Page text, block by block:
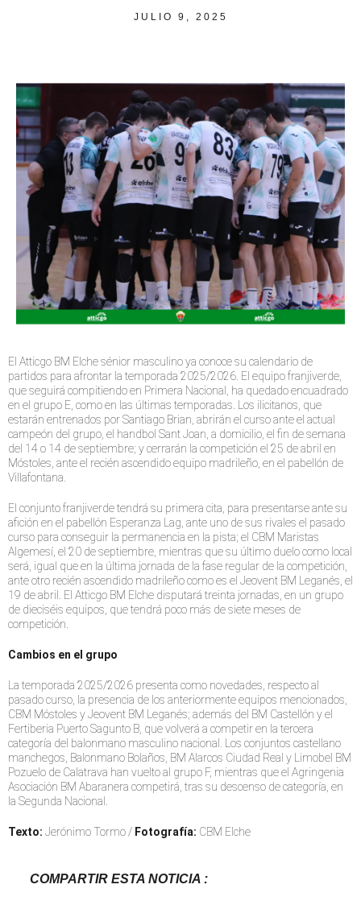
JULIO 9, 2025
El Atticgo BM Elche sénior masculino ya conoce su calendario de
partidos para afrontar la temporada 2025/2026. El equipo franjiverde,
que seguirá compitiendo en Primera Nacional, ha quedado encuadrado
en el grupo E, como en las últimas temporadas. Los ilicitanos, que
estarán entrenados por Santiago Brian, abrirán el curso ante el actual
campeón del grupo, el handbol Sant Joan, a domicilio, el fin de semana
del 14 o 14 de septiembre; y cerrarán la competición el 25 de abril en
Móstoles, ante el recién ascendido equipo madrileño, en el pabellón de
Villafontana.
El conjunto franjiverde tendrá su primera cita, para presentarse ante su
afición en el pabellón Esperanza Lag, ante uno de sus rivales el pasado
curso para conseguir la permanencia en la pista; el CBM Maristas
Algemesí, el 20 de septiembre, mientras que su último duelo como local
será, igual que en la última jornada de la fase regular de la competición,
ante otro recién ascendido madrileño como es el Jeovent BM Leganés, el
19 de abril. El Atticgo BM Elche disputará treinta jornadas, en un grupo
de dieciséis equipos, que tendrá poco más de siete meses de
competición.
Cambios en el grupo
La temporada 2025/2026 presenta como novedades, respecto al
pasado curso, la presencia de los anteriormente equipos mencionados,
CBM Móstoles y Jeovent BM Leganés; además del BM Castellón y el
Fertiberia Puerto Sagunto B, que volverá a competir en la tercera
categoría del balonmano masculino nacional. Los conjuntos castellano
manchegos, Balonmano Bolaños, BM Alarcos Ciudad Real y Limobel BM
Pozuelo de Calatrava han vuelto al grupo F, mientras que el Agringenia
Asociación BM Abaranera competirá, tras su descenso de categoría, en
la Segunda Nacional.
Texto: Jerónimo Tormo / Fotografía: CBM Elche
COMPARTIR ESTA NOTICIA :